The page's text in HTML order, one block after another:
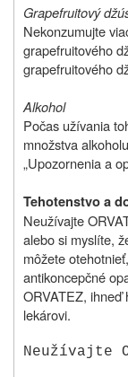
Grapefruitový
Nekonzumujte
grapefruitového
grapefruitového
Alkohol
Počas užívania
množstva
„Upozornenia a
Tehotenstvo a
Neužívajte
alebo si myslíte,
môžete
antikoncepčné
ORVATEZ, ihneď
lekárovi.
Neužívajte